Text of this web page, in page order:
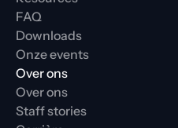
FAQ
Downloads
Onze events
Over ons
Over ons
Staff stories